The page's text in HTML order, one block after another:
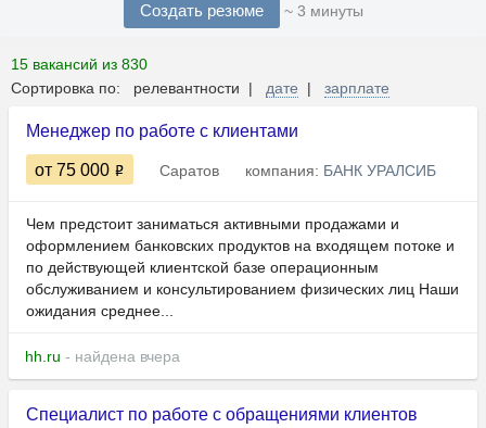
Создать резюме ~ 3 минуты
15 вакансий из 830
Сортировка по: релевантности | дате | зарплате
Менеджер по работе с клиентами
от 75 000 Саратов компания: БАНК УРАЛСИБ
Чем предстоит заниматься активными продажами и
оформлением банковских продуктов на входящем потоке и
по действующей клиентской базе операционным
обслуживанием и консультированием физических лиц Наши
ожидания среднее...
hh.ru - найдена вчера
Специалист по работе с обращениями клиентов